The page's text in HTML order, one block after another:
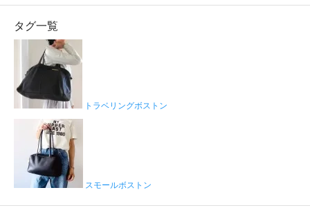
タグ一覧
トラベリングボストン
スモールボストン